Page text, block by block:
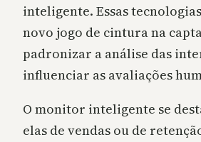
inteligente. Essas
novo jogo de cintura na
padronizar a análise das
influenciar as avaliações
O monitor inteligente se
elas de vendas ou de